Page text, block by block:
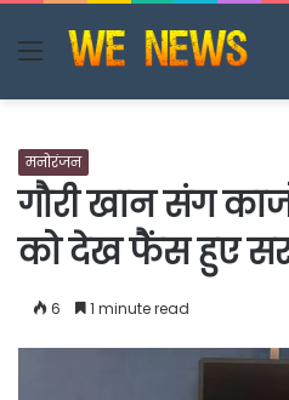
Menu
मनोरंजन
गौरी खान संग
को देख फैंस हुए
6 1 minute read